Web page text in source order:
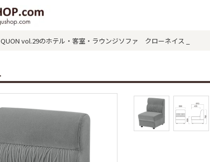
QUON vol.29のホテル・客室・ラウンジソファ クローネイス _